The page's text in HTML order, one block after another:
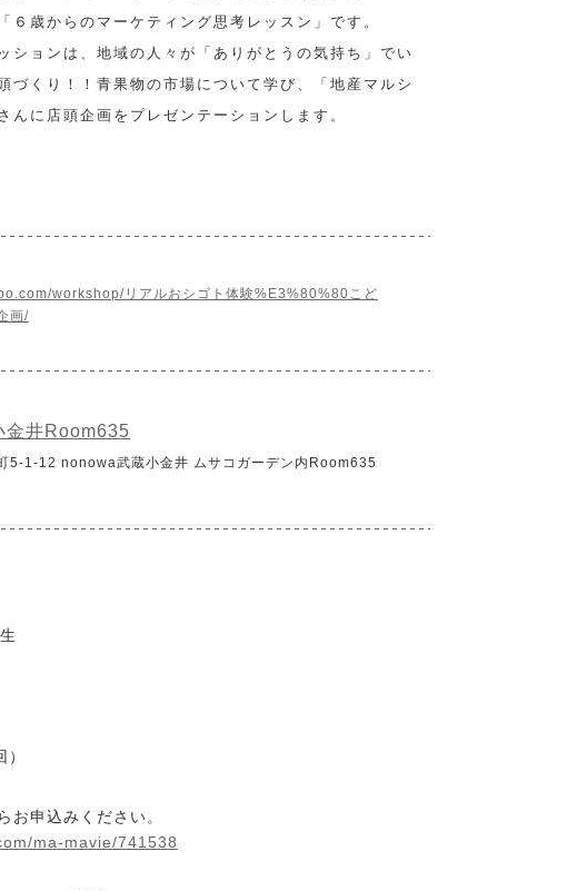
６歳からのマーケティング思考レッスン」です。
ションは、地域の人々が「ありがとうの気持ち」でい
づくり！！青果物の市場について学び、「地産マルシ
んに店頭企画をプレゼンテーションします。
workshop/リアルおシゴト体験%E3%80%80こど
画/
金井Room635
5-1-12 nonowa武蔵小金井 ムサコガーデン内Room635
お申込みください。
ma-mavie/741538